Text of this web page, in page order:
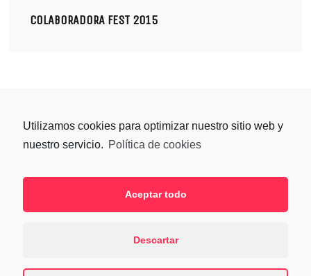
Utilizamos cookies para optimizar nuestro sitio web y
nuestro servicio. Política de cookies
Aceptar todo
Descartar
COLABORADORA FEST 2015